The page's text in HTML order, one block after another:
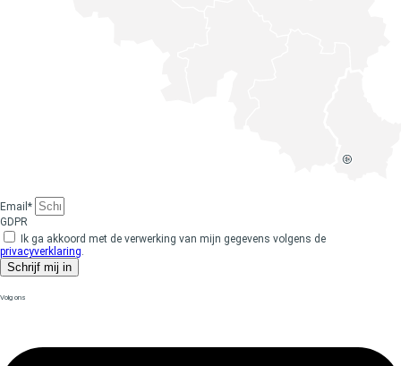
Email*
GDPR
Ik ga akkoord met de verwerking van mijn gegevens volgens de
privacyverklaring.
Schrijf mij in
Volg ons